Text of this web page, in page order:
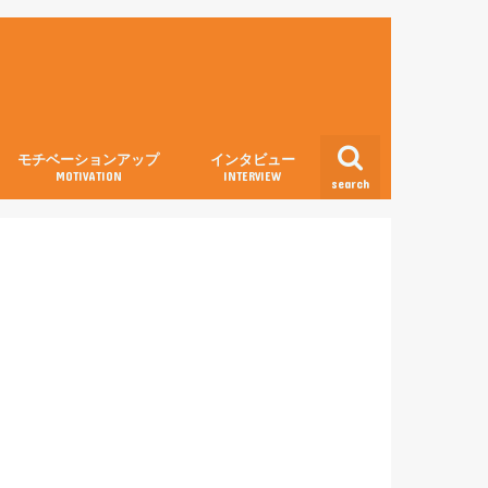
search
モチベーションアップ
MOTIVATION
インタビュー
INTERVIEW